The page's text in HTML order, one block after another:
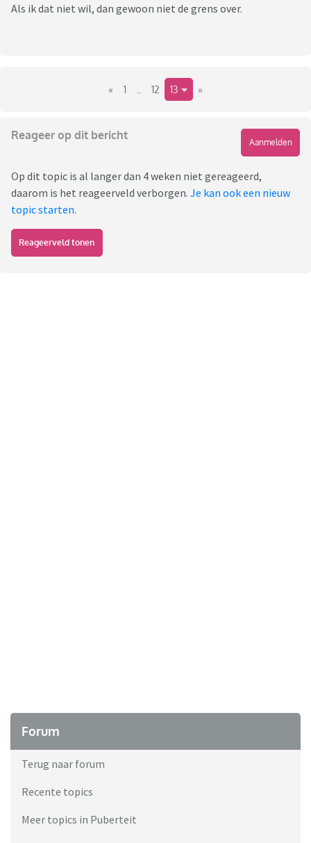
Als ik dat niet wil, dan gewoon niet de grens over.
« 1 12 13 »
Reageer op dit bericht
Aanmelden
Op dit topic is al langer dan 4 weken niet gereageerd,
daarom is het reageerveld verborgen. Je kan ook een nieuw
topic starten.
Reageerveld tonen
Forum
Terug naar forum
Recente topics
Meer topics in Puberteit